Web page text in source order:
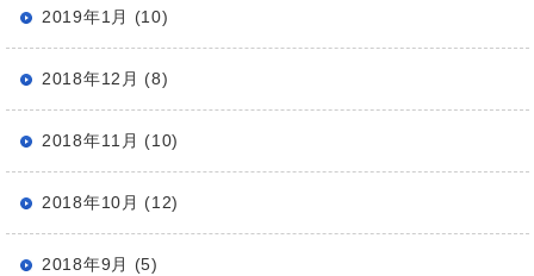
2019年1月 (10)
2018年12月 (8)
2018年11月 (10)
2018年10月 (12)
2018年9月 (5)